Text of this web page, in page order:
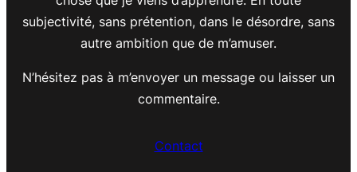
subjectivité, sans prétention, dans le désordre, sans
autre ambition que de m’amuser.
N’hésitez pas à m’envoyer un message ou laisser un
commentaire.
Contact